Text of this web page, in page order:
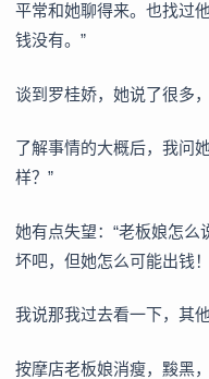
平常和她聊得来。也找过
钱没有。”
谈到罗桂娇，她说了很多
了解事情的大概后，我问
样？”
她有点失望：“老板娘怎
坏吧，但她怎么可能出钱
我说那我过去看一下，其他
按摩店老板娘消瘦，黢黑